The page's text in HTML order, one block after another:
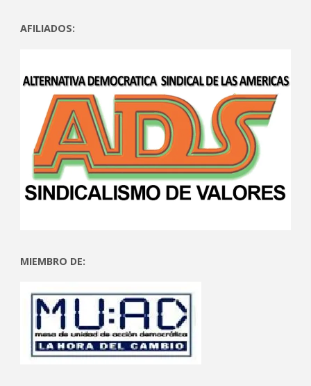
AFILIADOS:
MIEMBRO DE: